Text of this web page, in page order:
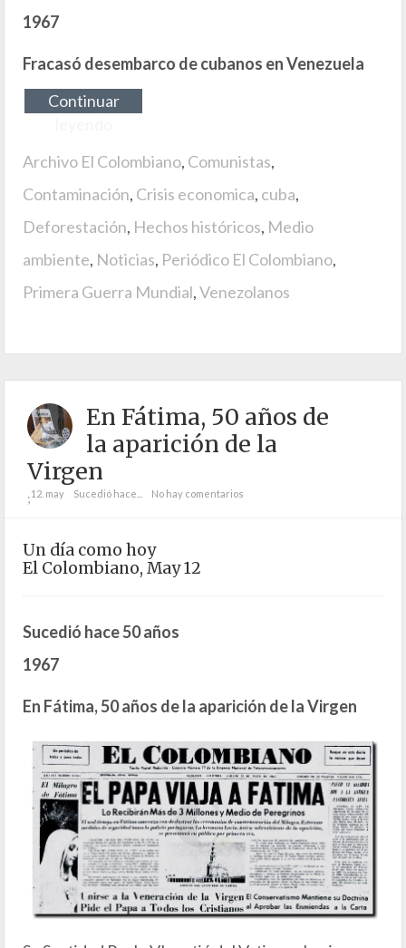
1967
Fracasó desembarco de cubanos en Venezuela
Continuar
Archivo El Colombiano, Comunistas,
Contaminación, Crisis economica, cuba,
Deforestación, Hechos históricos, Medio
ambiente, Noticias, Periódico El Colombiano,
Primera Guerra Mundial,Venezolanos
En Fátima, 50 años de
la aparición de la
Virgen
;12. may Sucedió hace... No hay comentarios
Un día como hoy
El Colombiano, May 12
Sucedió hace 50 años
1967
En Fátima, 50 años de la aparición de la Virgen